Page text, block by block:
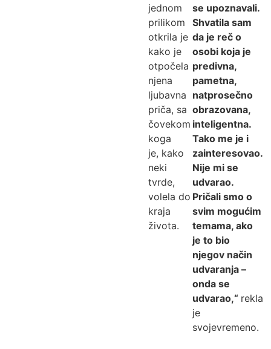
jednom
prilikom
otkrila je
kako je
otpočela
njena
ljubavna
priča, sa
čovekom
koga
je, kako
neki
tvrde,
volela do
kraja
života.
se upoznavali.
Shvatila sam
da je reč o
osobi koja je
predivna,
pametna,
natprosečno
obrazovana,
inteligentna.
Tako me je i
zainteresovao.
Nije mi se
udvarao.
Pričali smo o
svim mogućim
temama, ako
je to bio
njegov način
udvaranja –
onda se
udvarao,“ rekla
je
svojevremeno.